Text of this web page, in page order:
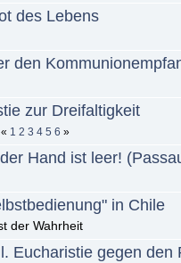
des Lebens
den
zur Dreifaltigkeit
« 1 2 3 4 5 6 »
Hand ist leer!
in Chile
der Wahrheit
Eucharistie gegen den